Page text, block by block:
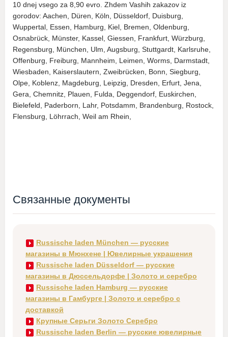
10 dnej vsego za 8,90 evro. Zhdem Vashih zakazov iz
gorodov: Aachen, Düren, Köln, Düsseldorf, Duisburg,
Wuppertal, Essen, Hamburg, Kiel, Bremen, Oldenburg,
Osnabrück, Münster, Kassel, Giessen, Frankfurt, Würzburg,
Regensburg, München, Ulm, Augsburg, Stuttgardt, Karlsruhe,
Offenburg, Freiburg, Mannheim, Leimen, Worms, Darmstadt,
Wiesbaden, Kaiserslautern, Zweibrücken, Bonn, Siegburg,
Olpe, Koblenz, Magdeburg, Leipzig, Dresden, Erfurt, Jena,
Gera, Chemnitz, Plauen, Fulda, Deggendorf, Euskirchen,
Bielefeld, Paderborn, Lahr, Potsdamm, Brandenburg, Rostock,
Flensburg, Löhrrach, Weil am Rhein,
Связанные документы
Russische laden München — русские
магазины в Мюнхене | Ювелирные украшения
Russische laden Düsseldorf — русские
магазины в Дюссельдорфе | Золото и серебро
Russische laden Hamburg — русские
магазины в Гамбурге | Золото и серебро с
доставкой
Крупные Серьги Золото Серебро
Russische laden Berlin — русские ювелирные